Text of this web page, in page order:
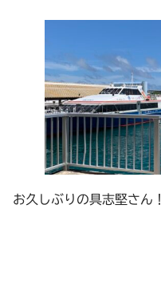
お久しぶりの具志堅さん！